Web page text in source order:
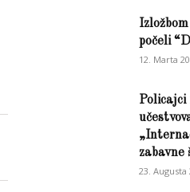
počeli
12. Marta
Policajci
zabavne
23. Augusta